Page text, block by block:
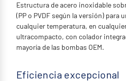
Estructura de acero inoxidable
(PP o PVDF según la versión) para
cualquier temperatura, en
ultracompacto, con colador
mayoría de las bombas OEM.
Eficiencia excepcional